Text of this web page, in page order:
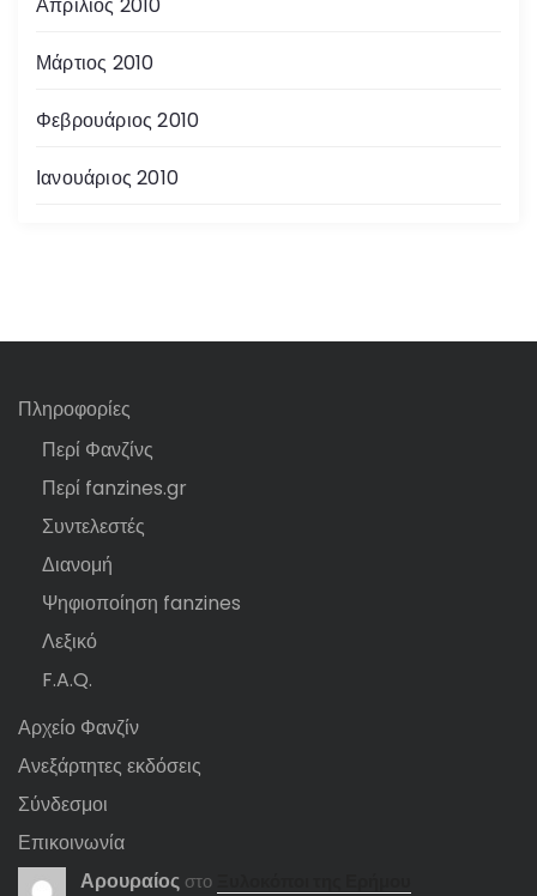
Μάρτιος 2010
Φεβρουάριος 2010
Ιανουάριος 2010
Πληροφορίες
Περί Φανζίνς
Περί fanzines.gr
Συντελεστές
Διανομή
Ψηφιοποίηση fanzines
Λεξικό
F.A.Q.
Αρχείο Φανζίν
Ανεξάρτητες εκδόσεις
Σύνδεσμοι
Επικοινωνία
Αρουραίος στο